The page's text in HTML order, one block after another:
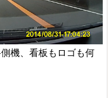
機、看板もロゴも何